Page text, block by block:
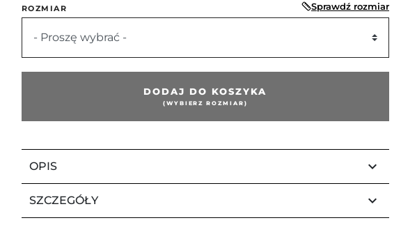
ROZMIAR Sprawdź rozmiar
- Proszę wybrać -
DODAJ DO KOSZYKA
(WYBIERZ ROZMIAR)
OPIS keyboard_arrow_down
SZCZEGÓŁY keyboard_arrow_down